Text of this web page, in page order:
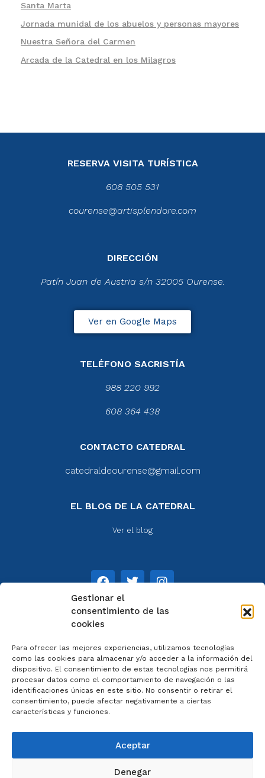
Gestionar el
consentimiento de las
cookies
Para ofrecer las mejores experiencias, utilizamos tecnologías
como las cookies para almacenar y/o acceder a la información del
dispositivo. El consentimiento de estas tecnologías nos permitirá
procesar datos como el comportamiento de navegación o las
identificaciones únicas en este sitio. No consentir o retirar el
consentimiento, puede afectar negativamente a ciertas
características y funciones.
Aceptar
Denegar
Santa Marta
Jornada munidal de los abuelos y personas mayores
Nuestra Señora del Carmen
Arcada de la Catedral en los Milagros
RESERVA VISITA TURÍSTICA
608 505 531
courense@artisplendore.com
DIRECCIÓN
Patín Juan de Austria s/n 32005 Ourense.
Ver en Google Maps
TELÉFONO SACRISTÍA
988 220 992
608 364 438
CONTACTO CATEDRAL
catedraldeourense@gmail.com
EL BLOG DE LA CATEDRAL
Ver el blog
Aviso legal
Política de privacidad
Cookies
Colaboradores
Condiciones generales